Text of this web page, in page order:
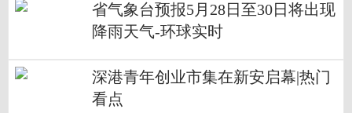
省气象台预报5月28日至30日将出现
降雨天气-环球实时
深港青年创业市集在新安启幕|热门
看点